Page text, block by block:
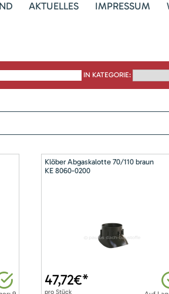
AKTUELLES IMPRESSUM
IN KATEGORIE:
Klöber Abgaskalotte 70/110 braun
KE 8060-0200
47,72€*
pro Stück